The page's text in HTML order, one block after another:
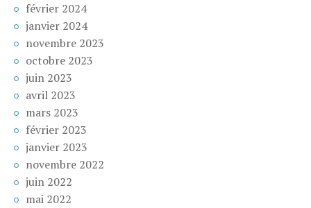
février 2024
janvier 2024
novembre 2023
octobre 2023
juin 2023
avril 2023
mars 2023
février 2023
janvier 2023
novembre 2022
juin 2022
mai 2022